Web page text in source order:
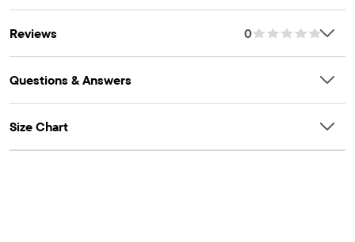
Reviews 0
Questions & Answers
Size Chart